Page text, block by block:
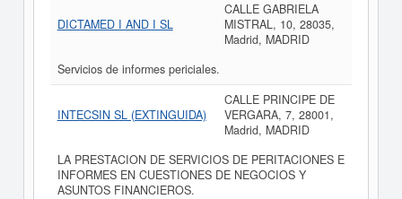
DICTAMED I AND I SL
CALLE GABRIELA
MISTRAL, 10, 28035,
Madrid, MADRID
Servicios de informes periciales.
INTECSIN SL (EXTINGUIDA)
CALLE PRINCIPE DE
VERGARA, 7, 28001,
Madrid, MADRID
LA PRESTACION DE SERVICIOS DE PERITACIONES E
INFORMES EN CUESTIONES DE NEGOCIOS Y
ASUNTOS FINANCIEROS.